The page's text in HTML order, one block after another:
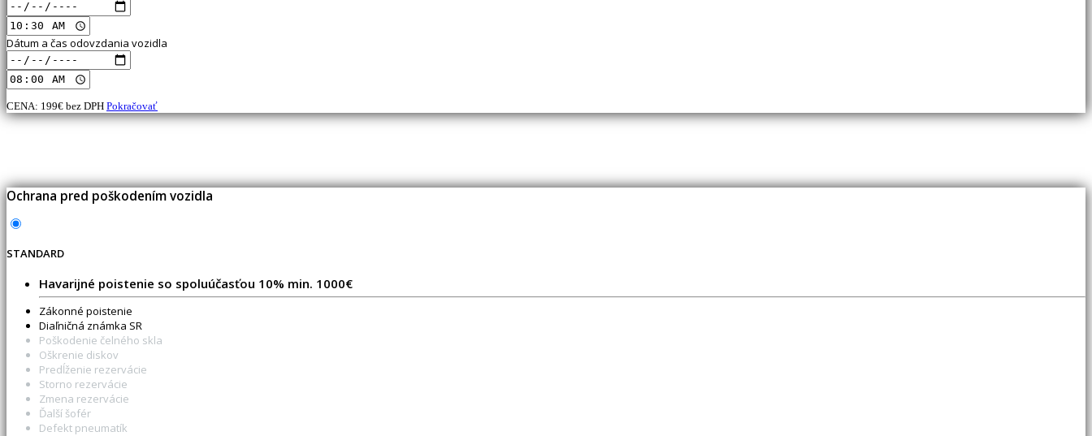
Dátum a čas odovzdania vozidla
CENA: 199€ bez DPH Pokračovať
Ochrana pred poškodením vozidla
STANDARD
Havarijné poistenie so spoluúčasťou 10% min. 1000€
Zákonné poistenie
Diaľničná známka SR
Poškodenie čelného skla
Oškrenie diskov
Predĺženie rezervácie
Storno rezervácie
Zmena rezervácie
Ďalší šofér
Defekt pneumatík